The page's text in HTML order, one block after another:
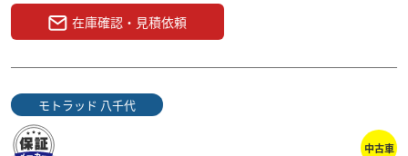
在庫確認・見積依頼
モトラッド 八千代
中古車